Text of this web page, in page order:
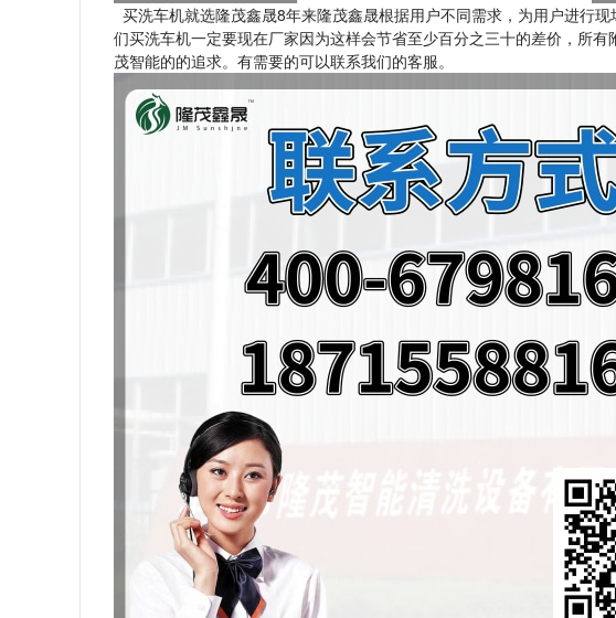
买洗车机就选隆茂鑫晟8年来隆茂鑫晟根据用户不同需求，为用户进行
们买洗车机一定要现在厂家因为这样会节省至少百分之三十的差价，所
茂智能的的追求。有需要的可以联系我们的客服。